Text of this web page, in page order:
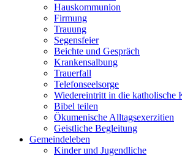
Hauskommunion
Firmung
Trauung
Segensfeier
Beichte und Gespräch
Krankensalbung
Trauerfall
Telefonseelsorge
Wiedereintritt in die katholische
Bibel teilen
Ökumenische Alltagsexerzitien
Geistliche Begleitung
Gemeindeleben
Kinder und Jugendliche